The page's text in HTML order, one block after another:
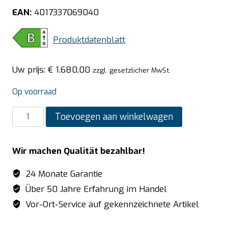
EAN: 4017337069040
Produktdatenblatt
Uw prijs: € 1.680,00 zzgl. gesetzlicher MwSt.
Op voorraad
SARO
Opzetkoeling
TAMAR
225
aantal
Toevoegen aan winkelwagen
Wir machen Qualität bezahlbar!
24 Monate Garantie
Über 50 Jahre Erfahrung im Handel
Vor-Ort-Service auf gekennzeichnete Artikel